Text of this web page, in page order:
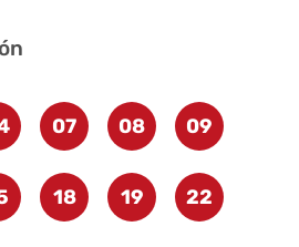
07 08 09
18 19 22